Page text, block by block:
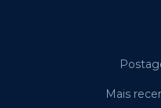
Mais